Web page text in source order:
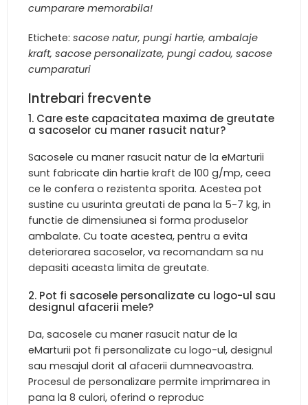
cumparare memorabila!
Etichete: sacose natur, pungi hartie, ambalaje
kraft, sacose personalizate, pungi cadou, sacose
cumparaturi
Intrebari frecvente
1. Care este capacitatea maxima de greutate
a sacoselor cu maner rasucit natur?
Sacosele cu maner rasucit natur de la eMarturii
sunt fabricate din hartie kraft de 100 g/mp, ceea
ce le confera o rezistenta sporita. Acestea pot
sustine cu usurinta greutati de pana la 5-7 kg, in
functie de dimensiunea si forma produselor
ambalate. Cu toate acestea, pentru a evita
deteriorarea sacoselor, va recomandam sa nu
depasiti aceasta limita de greutate.
2. Pot fi sacosele personalizate cu logo-ul sau
designul afacerii mele?
Da, sacosele cu maner rasucit natur de la
eMarturii pot fi personalizate cu logo-ul, designul
sau mesajul dorit al afacerii dumneavoastra.
Procesul de personalizare permite imprimarea in
pana la 8 culori, oferind o reproduc